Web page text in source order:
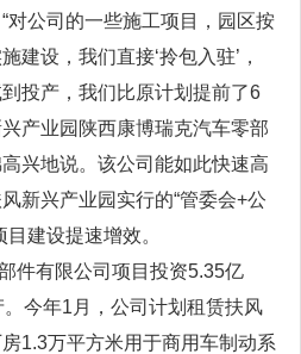
对公司的一些施工项目，园区按
建设，我们直接‘拎包入驻’，
投产，我们比原计划提前了6
产业园陕西康博瑞克汽车零部
兴地说。该公司能如此快速高
新兴产业园实行的“管委会+公
建设提速增效。
有限公司项目投资5.35亿
今年1月，公司计划租赁扶风
1.3万平方米用于商用车制动系